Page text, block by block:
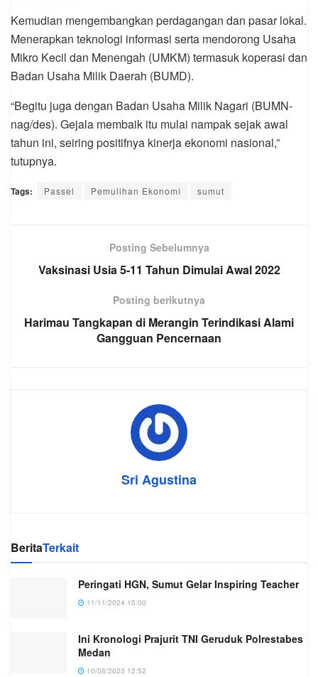
Kemudian mengembangkan perdagangan dan pasar lokal.
Menerapkan teknologi informasi serta mendorong Usaha
Mikro Kecil dan Menengah (UMKM) termasuk koperasi dan
Badan Usaha Milik Daerah (BUMD).
“Begitu juga dengan Badan Usaha Milik Nagari (BUMN-
nag/des). Gejala membaik itu mulai nampak sejak awal
tahun ini, seiring positifnya kinerja ekonomi nasional,”
tutupnya.
Tags: Passel Pemulihan Ekonomi sumut
Posting Sebelumnya
Vaksinasi Usia 5-11 Tahun Dimulai Awal 2022
Posting berikutnya
Harimau Tangkapan di Merangin Terindikasi Alami
Gangguan Pencernaan
Sri Agustina
BeritaTerkait
Peringati HGN, Sumut Gelar Inspiring Teacher
11/11/2024 15:00
Ini Kronologi Prajurit TNI Geruduk Polrestabes
Medan
10/08/2023 12:52